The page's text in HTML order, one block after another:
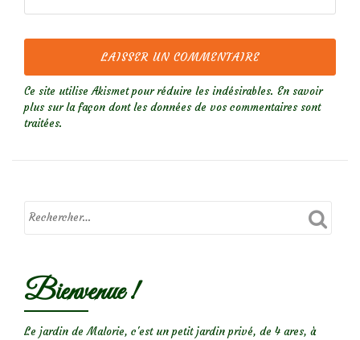
Ce site utilise Akismet pour réduire les indésirables. En savoir
plus sur la façon dont les données de vos commentaires sont
traitées.
Bienvenue !
Le jardin de Malorie, c'est un petit jardin privé, de 4 ares, à